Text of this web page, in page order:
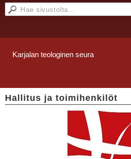
Karjalan teologinen seura
Hallitus ja toimihenkilöt